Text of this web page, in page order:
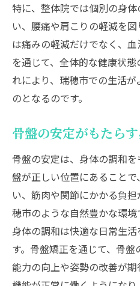
専門家が伝授する
瑞穂市で骨盤矯正を受
ット
施術を受けた人の
地元での安心安全
継続的な施術がも
地域での信頼と施術
生活習慣の改善に
ふれあい接骨院の専門
め
専門家が教える自
施術前に知ってお
ふれあい接骨院の
特に、整体院では個別の身
い、腰痛や肩こりの軽減を
は痛みの軽減だけでなく、
を通じて、全体的な健康状
れにより、瑞穂市での生活
のとなるのです。
骨盤の安定がもたら
骨盤の安定は、身体の調和
盤が正しい位置にあること
い、筋肉や関節にかかる負
穂市のような自然豊かな環境
身体の調和は快適な日常生
す。骨盤矯正を通じて、骨
能力の向上や姿勢の改善が